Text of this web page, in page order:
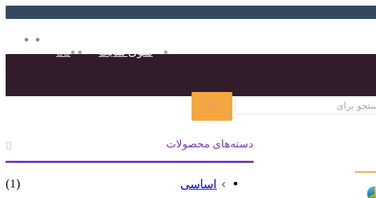
منوی سایت
پوسته
جستجو
دسته‌های محصولات
اساسی
(1)